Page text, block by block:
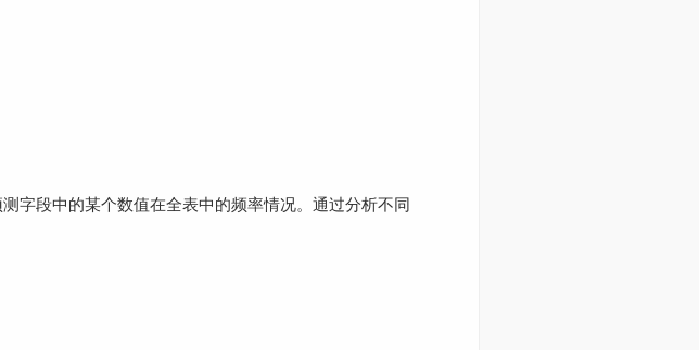
字段中的某个数值在全表中的频率情况。通过分析不同